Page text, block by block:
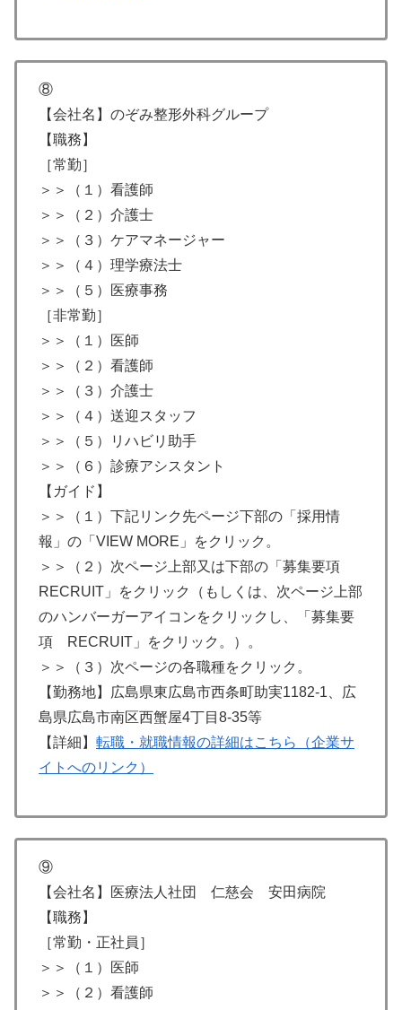
⑧
【会社名】のぞみ整形外科グループ
【職務】
［常勤］
＞＞（１）看護師
＞＞（２）介護士
＞＞（３）ケアマネージャー
＞＞（４）理学療法士
＞＞（５）医療事務
［非常勤］
＞＞（１）医師
＞＞（２）看護師
＞＞（３）介護士
＞＞（４）送迎スタッフ
＞＞（５）リハビリ助手
＞＞（６）診療アシスタント
【ガイド】
＞＞（１）下記リンク先ページ下部の「採用情
報」の「VIEW MORE」をクリック。
＞＞（２）次ページ上部又は下部の「募集要項
RECRUIT」をクリック（もしくは、次ページ上部
のハンバーガーアイコンをクリックし、「募集要
項 RECRUIT」をクリック。）。
＞＞（３）次ページの各職種をクリック。
【勤務地】広島県東広島市西条町助実1182-1、広
島県広島市南区西蟹屋4丁目8-35等
【詳細】 転職・就職情報の詳細はこちら（企業サ
イトへのリンク）
⑨
【会社名】医療法人社団 仁慈会 安田病院
【職務】
［常勤・正社員］
＞＞（１）医師
＞＞（２）看護師